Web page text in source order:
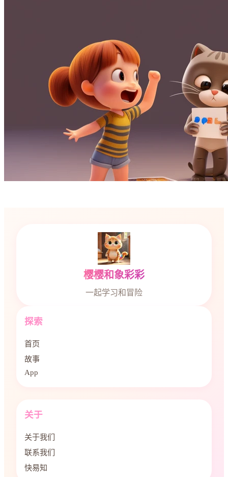
樱樱和象彩彩
一起学习和冒险
探索
首页
故事
App
关于
关于我们
联系我们
快易知